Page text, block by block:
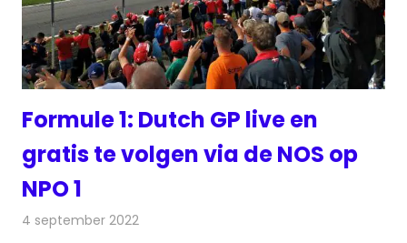
Formule 1: Dutch GP live en
gratis te volgen via de NOS op
NPO 1
4 september 2022